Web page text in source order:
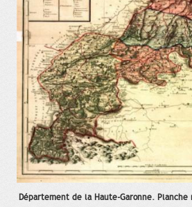
Département de la Haute-Garonne.